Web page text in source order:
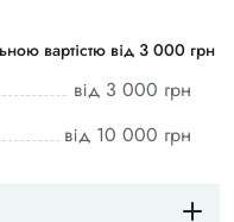
вартістю від 3 000 грн
від 3 000 грн
від 10 000 грн